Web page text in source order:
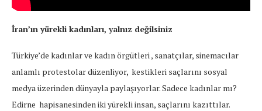
İran’ın yürekli kadınları, yalnız değilsiniz
Türkiye’de kadınlar ve kadın örgütleri , sanatçılar, sinemacılar
anlamlı protestolar düzenliyor, kestikleri saçlarını sosyal
medya üzerinden dünyayla paylaşıyorlar. Sadece kadınlar mı?
Edirne hapisanesinden iki yürekli insan, saçlarını kazıttılar.